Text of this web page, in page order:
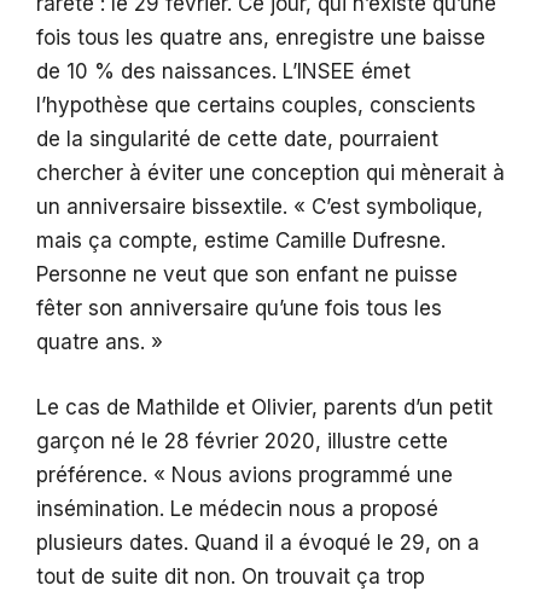
fois tous les quatre ans, enregistre une baisse
de 10 % des naissances. L’INSEE émet
l’hypothèse que certains couples, conscients
de la singularité de cette date, pourraient
chercher à éviter une conception qui mènerait à
un anniversaire bissextile. « C’est symbolique,
mais ça compte, estime Camille Dufresne.
Personne ne veut que son enfant ne puisse
fêter son anniversaire qu’une fois tous les
quatre ans. »
Le cas de Mathilde et Olivier, parents d’un petit
garçon né le 28 février 2020, illustre cette
préférence. « Nous avions programmé une
insémination. Le médecin nous a proposé
plusieurs dates. Quand il a évoqué le 29, on a
tout de suite dit non. On trouvait ça trop